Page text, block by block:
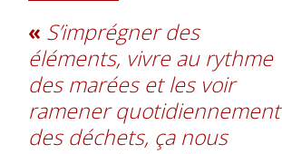
S’imprégner des
éléments, vivre au rythme
des marées et les voir
ramener quotidiennement
des déchets, ça nous